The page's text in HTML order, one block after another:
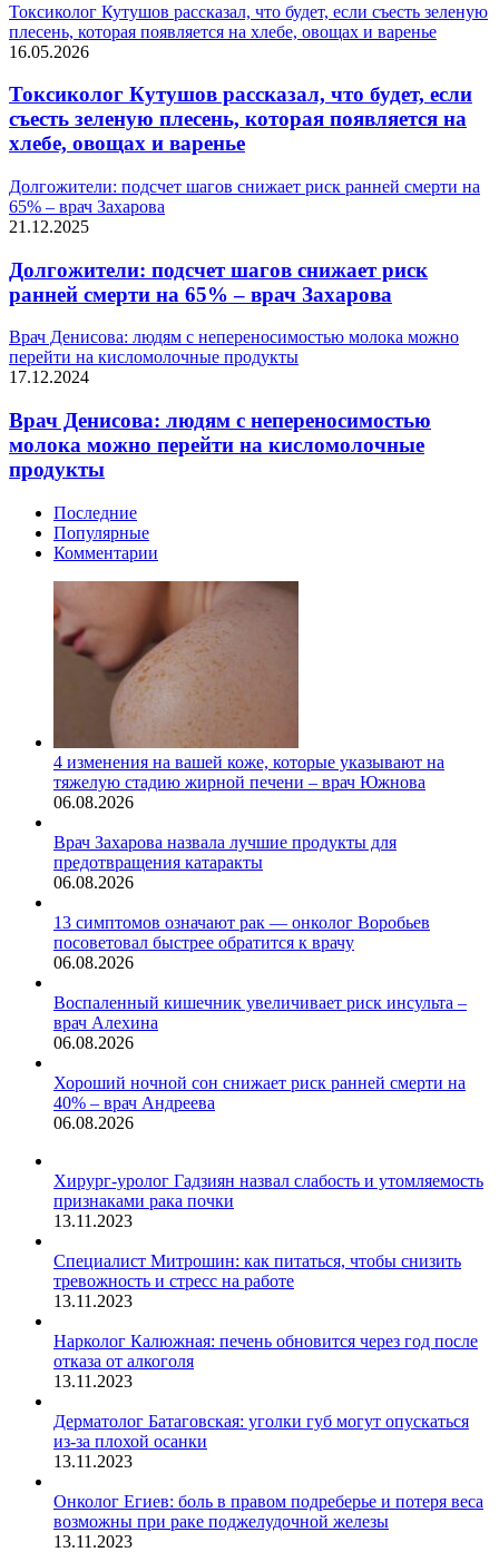
Токсиколог Кутушов рассказал, что будет, если съесть зеленую
плесень, которая появляется на хлебе, овощах и варенье
16.05.2026
Токсиколог Кутушов рассказал, что будет, если
съесть зеленую плесень, которая появляется на
хлебе, овощах и варенье
Долгожители: подсчет шагов снижает риск ранней смерти на
65% – врач Захарова
21.12.2025
Долгожители: подсчет шагов снижает риск
ранней смерти на 65% – врач Захарова
Врач Денисова: людям с непереносимостью молока можно
перейти на кисломолочные продукты
17.12.2024
Врач Денисова: людям с непереносимостью
молока можно перейти на кисломолочные
продукты
Последние
Популярные
Комментарии
4 изменения на вашей коже, которые указывают на
тяжелую стадию жирной печени – врач Южнова
06.08.2026
Врач Захарова назвала лучшие продукты для
предотвращения катаракты
06.08.2026
13 симптомов означают рак — онколог Воробьев
посоветовал быстрее обратится к врачу
06.08.2026
Воспаленный кишечник увеличивает риск инсульта –
врач Алехина
06.08.2026
Хороший ночной сон снижает риск ранней смерти на
40% – врач Андреева
06.08.2026
Хирург-уролог Гадзиян назвал слабость и утомляемость
признаками рака почки
13.11.2023
Специалист Митрошин: как питаться, чтобы снизить
тревожность и стресс на работе
13.11.2023
Нарколог Калюжная: печень обновится через год после
отказа от алкоголя
13.11.2023
Дерматолог Батаговская: уголки губ могут опускаться
из-за плохой осанки
13.11.2023
Онколог Егиев: боль в правом подреберье и потеря веса
возможны при раке поджелудочной железы
13.11.2023